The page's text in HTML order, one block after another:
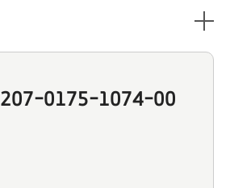
207-0175-1074-00